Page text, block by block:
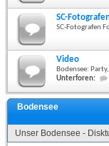
SC-
SC-Fotografen
Video
Bodensee:
Unterforen:
Bodensee
Unser Bodensee -